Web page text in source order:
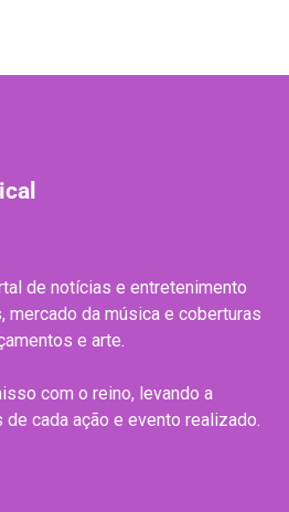
de notícias e entretenimento
mercado da música e coberturas
e arte.
com o reino, levando a
cada ação e evento realizado.